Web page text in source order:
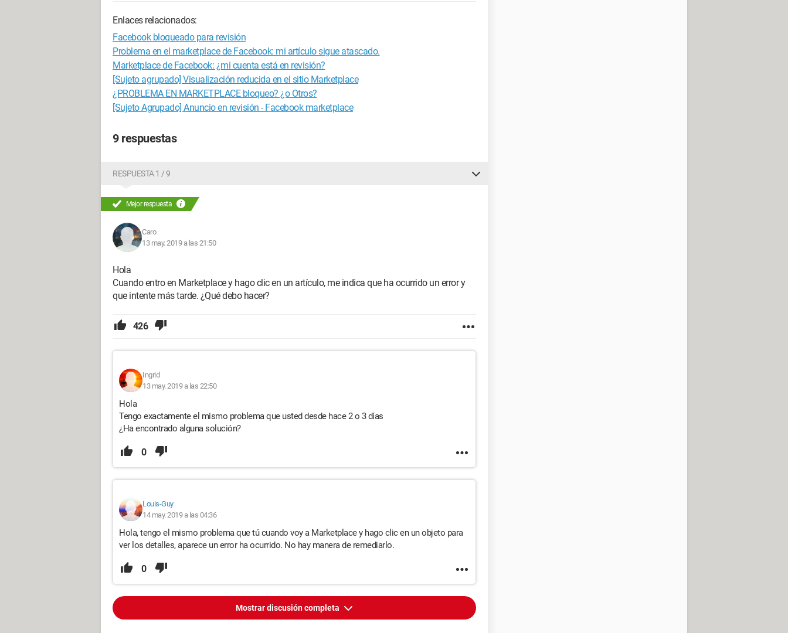
Enlaces relacionados:
Facebook bloqueado para revisión
Problema en el marketplace de Facebook: mi artículo sigue atascado.
Marketplace de Facebook: ¿mi cuenta está en revisión?
[Sujeto agrupado] Visualización reducida en el sitio Marketplace
¿PROBLEMA EN MARKETPLACE bloqueo? ¿o Otros?
[Sujeto Agrupado] Anuncio en revisión - Facebook marketplace
9 respuestas
RESPUESTA 1 / 9
Mejor respuesta
Caro
13 may. 2019 a las 21:50
Hola
Cuando entro en Marketplace y hago clic en un artículo, me indica que ha ocurrido un error y
que intente más tarde. ¿Qué debo hacer?
426
Ingrid
13 may. 2019 a las 22:50
Hola
Tengo exactamente el mismo problema que usted desde hace 2 o 3 días
¿Ha encontrado alguna solución?
0
Louis-Guy
14 may. 2019 a las 04:36
Hola, tengo el mismo problema que tú cuando voy a Marketplace y hago clic en un objeto para
ver los detalles, aparece un error ha ocurrido. No hay manera de remediarlo.
0
Mostrar discusión completa